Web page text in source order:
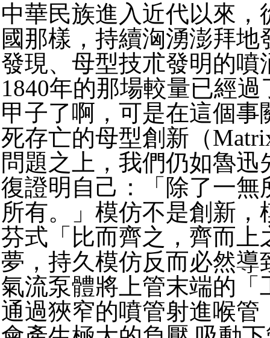
中華民族進入近代以來，
國那樣， 持續洶湧澎拜地
發現、母型技朮發明的噴
1840年的那場較量已經過
甲子了啊， 可是在這個事
死存亡的母型創新（
問題之上，我們仍如魯迅
復證明自己：「除了一無
所有。」模仿不是創新，
芬式「比而齊之，齊而上
夢， 持久模仿反而必然導
氣流泵體將上管末端的「
通過狹窄的噴管射進喉管